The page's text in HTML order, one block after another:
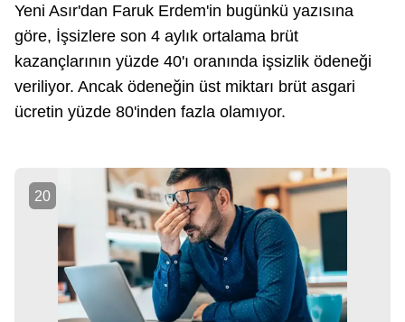
Yeni Asır'dan Faruk Erdem'in bugünkü yazısına
göre, İşsizlere son 4 aylık ortalama brüt
kazançlarının yüzde 40'ı oranında işsizlik ödeneği
veriliyor. Ancak ödeneğin üst miktarı brüt asgari
ücretin yüzde 80'inden fazla olamıyor.
20